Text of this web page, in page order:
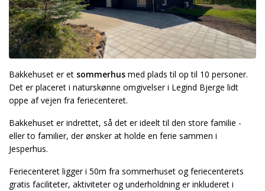
Bakkehuset er et sommerhus med plads til op til 10 personer.
Det er placeret i naturskønne omgivelser i Legind Bjerge lidt
oppe af vejen fra feriecenteret.
Bakkehuset er indrettet, så det er ideelt til den store familie -
eller to familier, der ønsker at holde en ferie sammen i
Jesperhus.
Feriecenteret ligger i 50m fra sommerhuset og feriecenterets
gratis faciliteter, aktiviteter og underholdning er inkluderet i